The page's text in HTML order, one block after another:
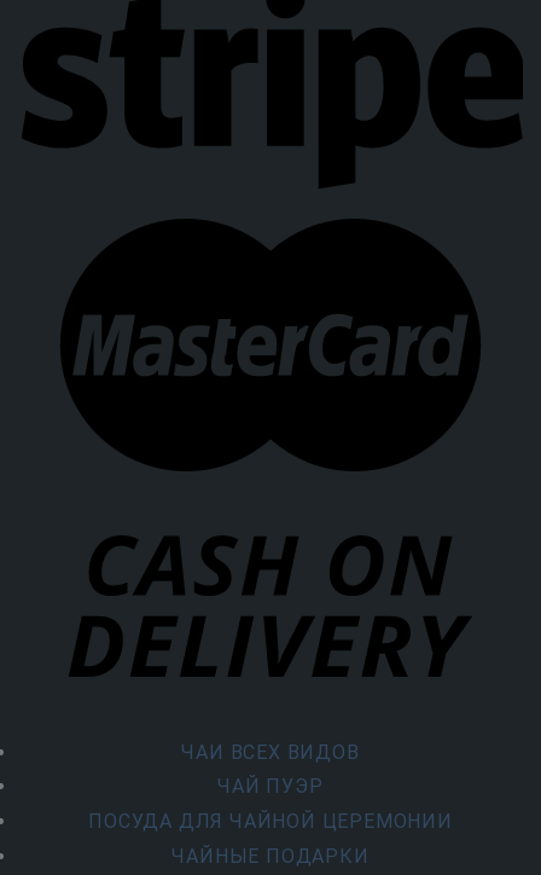
ЧАИ ВСЕХ ВИДОВ
ЧАЙ ПУЭР
ПОСУДА ДЛЯ ЧАЙНОЙ ЦЕРЕМОНИИ
ЧАЙНЫЕ ПОДАРКИ